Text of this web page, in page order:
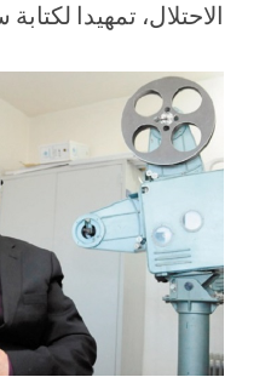
الاحتلال، تمهيدا لكتابة